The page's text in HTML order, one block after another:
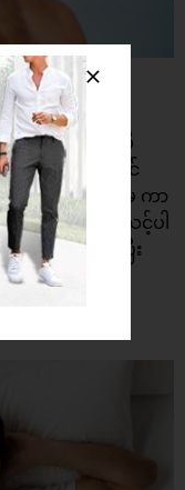
လေးထားသင့်သလို
သင့်ပါဘူး။အပြင်
လောင်ခြင်းမှ ကာ
မြဲ လိမ်းပေးသင့်ပါ
လျော့ကျစေပြီး
ဖြစ်ပါတယ်။